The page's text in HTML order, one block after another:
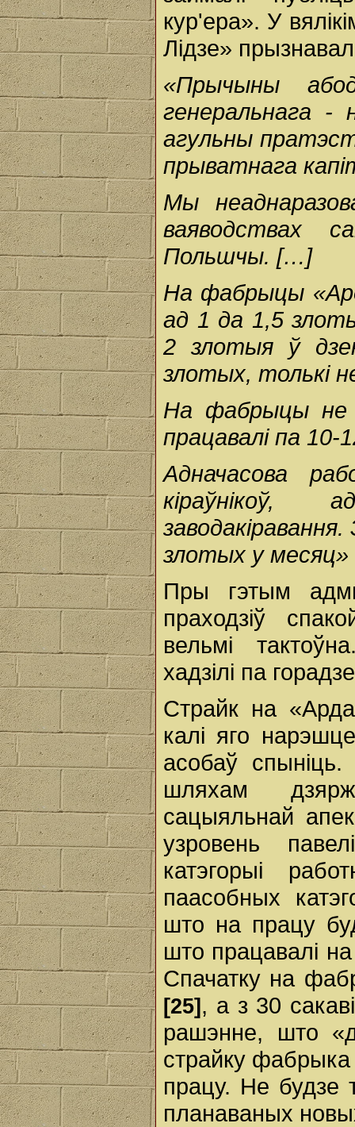
кур'ера». У
Лідзе»
«Прычыны
генеральнага -
агульны
прыватнага
Мы
ваяводствах
Польшчы. […]
На фабрыцы
ад 1 да 1,5
2 злотыя ў
злотых, толькі
На фабрыцы не
працавалі па 10-
Адначасова
кіраўнікоў,
злотых у месяц»
Пры гэтым
праходзіў
вельмі
хадзілі па
Страйк на
калі яго
асобаў спыніць.
шляхам
сацыяльнай
узровень
катэгорыі
паасобных
што на працу
што працавалі
Спачатку на
[25] , а з 30
рашэнне, што
страйку
працу. Не будзе
планаваных